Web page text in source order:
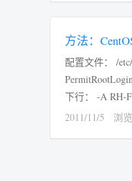
方法：
配置文件： /
下行： -A RH-
2011/11/5
浏